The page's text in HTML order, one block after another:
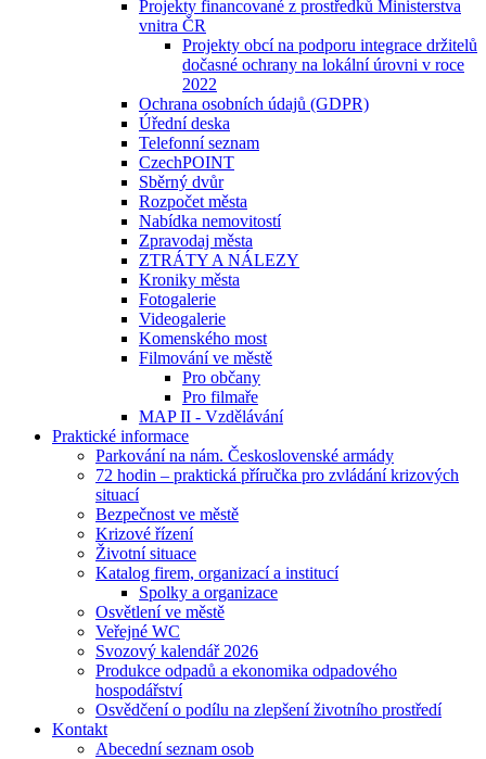
Projekty financované z prostředků Ministerstva
vnitra ČR
Projekty obcí na podporu integrace držitelů
dočasné ochrany na lokální úrovni v roce
2022
Ochrana osobních údajů (GDPR)
Úřední deska
Telefonní seznam
CzechPOINT
Sběrný dvůr
Rozpočet města
Nabídka nemovitostí
Zpravodaj města
ZTRÁTY A NÁLEZY
Kroniky města
Fotogalerie
Videogalerie
Komenského most
Filmování ve městě
Pro občany
Pro filmaře
MAP II - Vzdělávání
Praktické informace
Parkování na nám. Československé armády
72 hodin – praktická příručka pro zvládání krizových
situací
Bezpečnost ve městě
Krizové řízení
Životní situace
Katalog firem, organizací a institucí
Spolky a organizace
Osvětlení ve městě
Veřejné WC
Svozový kalendář 2026
Produkce odpadů a ekonomika odpadového
hospodářství
Osvědčení o podílu na zlepšení životního prostředí
Kontakt
Abecední seznam osob